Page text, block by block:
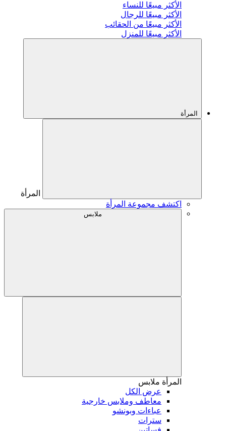
الأكثر مبيعًا للنساء
الأكثر مبيعًا للرجال
الأكثر مبيعًا من الحقائب
الأكثر مبيعًا للمنزل
المرأة
المرأة
اكتشف مجموعة المرأة
ملابس
المرأة ملابس
عرض الكل
معاطف وملابس خارجية
عباءات وبونشو
سترات